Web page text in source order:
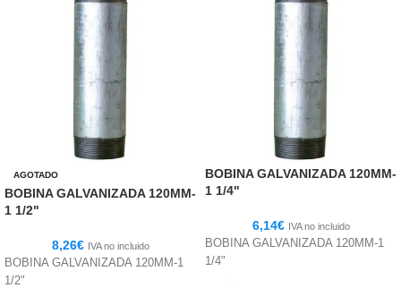
AGOTADO
BOBINA GALVANIZADA 120MM-
1 1/2"
8,26€ IVA no incluido
BOBINA GALVANIZADA 120MM-1
1/2"
BOBINA GALVANIZADA 120MM-
1 1/4"
6,14€ IVA no incluido
BOBINA GALVANIZADA 120MM-1
1/4"